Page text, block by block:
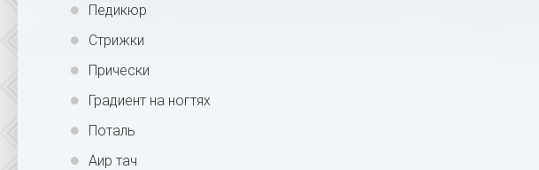
Педикюр
Стрижки
Прически
Градиент на ногтях
Поталь
Аир тач